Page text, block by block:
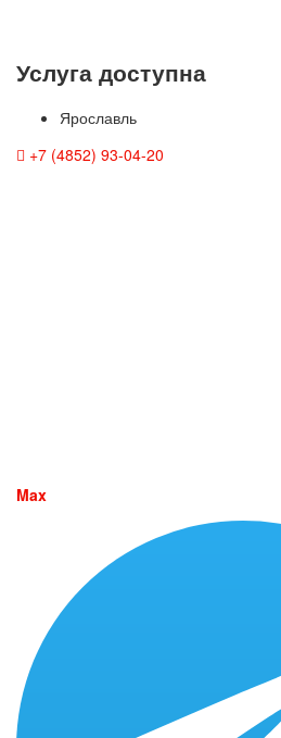
Услуга доступна
Ярославль
+7 (4852) 93-04-20
Max